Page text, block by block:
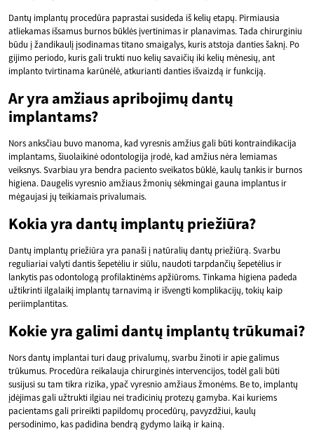
Dantų implantų procedūra paprastai susideda iš kelių etapų. Pirmiausia
atliekamas išsamus burnos būklės įvertinimas ir planavimas. Tada chirurginiu
būdu į žandikaulį įsodinamas titano smaigalys, kuris atstoja danties šaknį. Po
gijimo periodo, kuris gali trukti nuo kelių savaičių iki kelių mėnesių, ant
implanto tvirtinama karūnėlė, atkurianti danties išvaizdą ir funkciją.
Ar yra amžiaus apribojimų dantų
implantams?
Nors anksčiau buvo manoma, kad vyresnis amžius gali būti kontraindikacija
implantams, šiuolaikinė odontologija įrodė, kad amžius nėra lemiamas
veiksnys. Svarbiau yra bendra paciento sveikatos būklė, kaulų tankis ir burnos
higiena. Daugelis vyresnio amžiaus žmonių sėkmingai gauna implantus ir
mėgaujasi jų teikiamais privalumais.
Kokia yra dantų implantų priežiūra?
Dantų implantų priežiūra yra panaši į natūralių dantų priežiūrą. Svarbu
reguliariai valyti dantis šepetėliu ir siūlu, naudoti tarpdančių šepetėlius ir
lankytis pas odontologą profilaktinėms apžiūroms. Tinkama higiena padeda
užtikrinti ilgalaikį implantų tarnavimą ir išvengti komplikacijų, tokių kaip
periimplantitas.
Kokie yra galimi dantų implantų trūkumai?
Nors dantų implantai turi daug privalumų, svarbu žinoti ir apie galimus
trūkumus. Procedūra reikalauja chirurginės intervencijos, todėl gali būti
susijusi su tam tikra rizika, ypač vyresnio amžiaus žmonėms. Be to, implantų
įdėjimas gali užtrukti ilgiau nei tradicinių protezų gamyba. Kai kuriems
pacientams gali prireikti papildomų procedūrų, pavyzdžiui, kaulų
persodinimo, kas padidina bendrą gydymo laiką ir kainą.